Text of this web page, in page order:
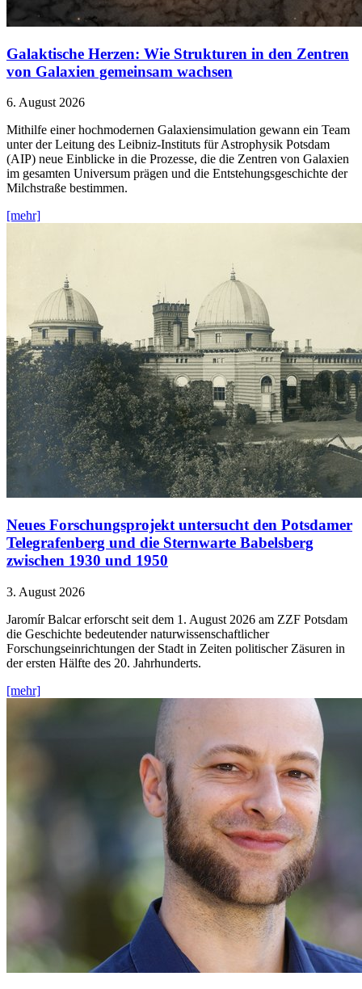
Galaktische Herzen: Wie Strukturen in den Zentren
von Galaxien gemeinsam wachsen
6. August 2026
Mithilfe einer hochmodernen Galaxiensimulation gewann ein Team
unter der Leitung des Leibniz-Instituts für Astrophysik Potsdam
(AIP) neue Einblicke in die Prozesse, die die Zentren von Galaxien
im gesamten Universum prägen und die Entstehungsgeschichte der
Milchstraße bestimmen.
[mehr]
Neues Forschungsprojekt untersucht den Potsdamer
Telegrafenberg und die Sternwarte Babelsberg
zwischen 1930 und 1950
3. August 2026
Jaromír Balcar erforscht seit dem 1. August 2026 am ZZF Potsdam
die Geschichte bedeutender naturwissenschaftlicher
Forschungseinrichtungen der Stadt in Zeiten politischer Zäsuren in
der ersten Hälfte des 20. Jahrhunderts.
[mehr]